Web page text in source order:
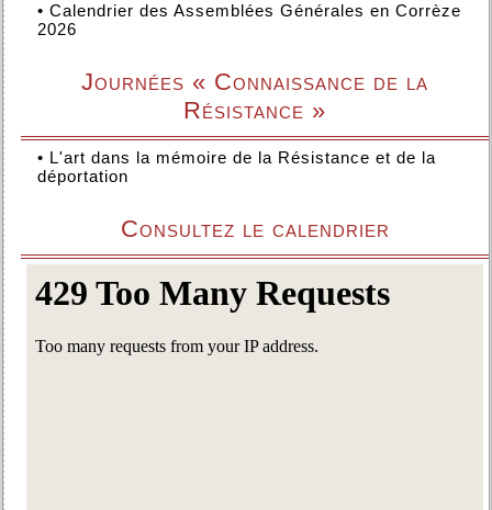
• Calendrier des Assemblées Générales en Corrèze
2026
Journées « Connaissance de la
Résistance »
• L'art dans la mémoire de la Résistance et de la
déportation
Consultez le calendrier